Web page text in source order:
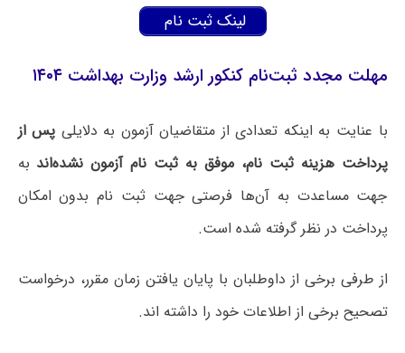
لینک ثبت نام
مهلت مجدد ثبت‌‌نام کنکور ارشد وزارت بهداشت ۱۴۰۴
با عنایت به اینکه تعدادی از متقاضیان آزمون به دلایلی پس از
پرداخت هزینه ثبت نام، موفق به ثبت نام آزمون نشده‌اند به
جهت مساعدت به آن‌ها فرصتی جهت ثبت نام بدون امکان
پرداخت در نظر گرفته شده است.
از طرفی برخی از داوطلبان با پایان یافتن زمان مقرر، درخواست
تصحیح برخی از اطلاعات خود را داشته اند.